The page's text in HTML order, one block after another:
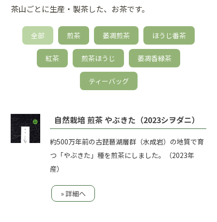
茶山ごとに生産・製茶した、お茶です。
全部 煎茶 萎凋煎茶 ほうじ番茶
紅茶 煎茶ほうじ 萎凋香緑茶
ティーバッグ
自然栽培 煎茶 やぶきた（2023シヲダニ）
約500万年前の古琵琶湖層群（水成岩）の地質で育
つ「やぶきた」種を煎茶にしました。（2023年
産）
» 詳細へ